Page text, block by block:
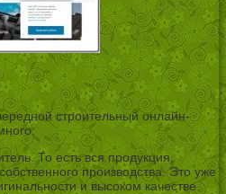
строительный онлайн-
То есть вся продукция,
производства. Это уже
и высоком качестве